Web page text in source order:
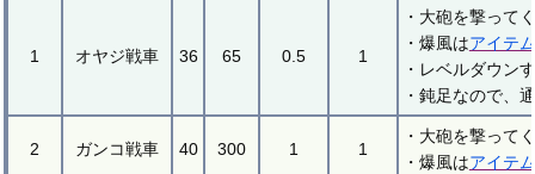
1 オヤジ戦車 36 65 0.5 1
・大砲を撃って
・爆風はアイテム
・レベルダウン
・鈍足なので、
2 ガンコ戦車 40 300 1 1
・大砲を撃って
・爆風はアイテム